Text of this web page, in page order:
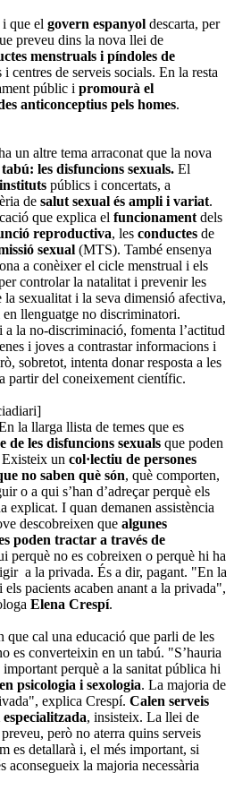
que el govern espanyol descarta, per
preveu dins la nova llei de
menstruals i píndoles de
i centres de serveis socials. En la resta
públic i promourà el
anticonceptius pels homes.
un altre tema arraconat que la nova
les disfuncions sexuals. El
públics i concertats, a
de salut sexual és ampli i variat.
que explica el funcionament dels
reproductiva, les conductes de
sexual (MTS). També ensenya
a conèixer el cicle menstrual i els
controlar la natalitat i prevenir les
sexualitat i la seva dimensió afectiva,
llenguatge no discriminatori.
a la no-discriminació, fomenta l’actitud
i joves a contrastar informacions i
sobretot, intenta donar resposta a les
partir del coneixement científic.
la llarga llista de temes que es
de les disfuncions sexuals que poden
un col·lectiu de persones
no saben què són, què comporten,
o a qui s’han d’adreçar perquè els
explicat. I quan demanen assistència
descobreixen que algunes
poden tractar a través de
perquè no es cobreixen o perquè hi ha
a la privada. És a dir, pagant. "En la
pacients acaben anant a la privada",
Elena Crespí.
que cal una educació que parli de les
es converteixin en un tabú. "S’hauria
perquè a la sanitat pública hi
psicologia i sexologia. La majoria de
explica Crespí. Calen serveis
, insisteix. La llei de
però no aterra quins serveis
es detallarà i, el més important, si
aconsegueix la majoria necessària